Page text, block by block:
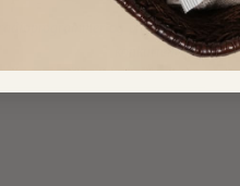
og en fantastisk
konkurrence